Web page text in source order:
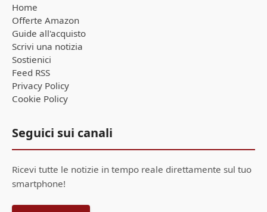
Home
Offerte Amazon
Guide all'acquisto
Scrivi una notizia
Sostienici
Feed RSS
Privacy Policy
Cookie Policy
Seguici sui canali
Ricevi tutte le notizie in tempo reale direttamente sul tuo
smartphone!